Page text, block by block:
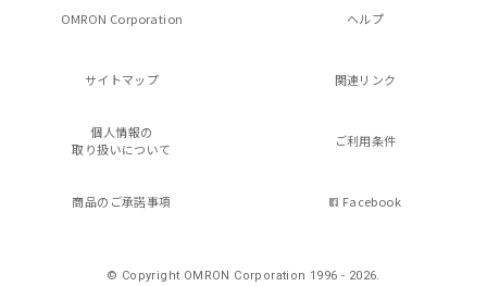
OMRON Corporation ヘルプ
サイトマップ 関連リンク
個人情報の
取り扱いについて
ご利用条件
商品のご承諾事項 Facebook
© Copyright OMRON Corporation 1996 - 2026.